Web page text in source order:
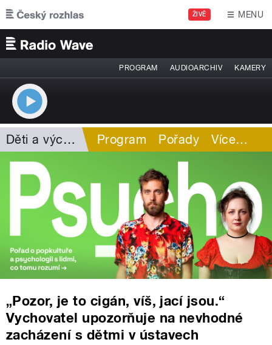
Přejít k hlavnímu obsahu
ŽIVĚ MENU
PROGRAM AUDIOARCHIV KAMERY
Děti a výchova Program Pořady Více…
„Pozor, je to cigán, víš, jací jsou.“
Vychovatel upozorňuje na nevhodné
zacházení s dětmi v ústavech